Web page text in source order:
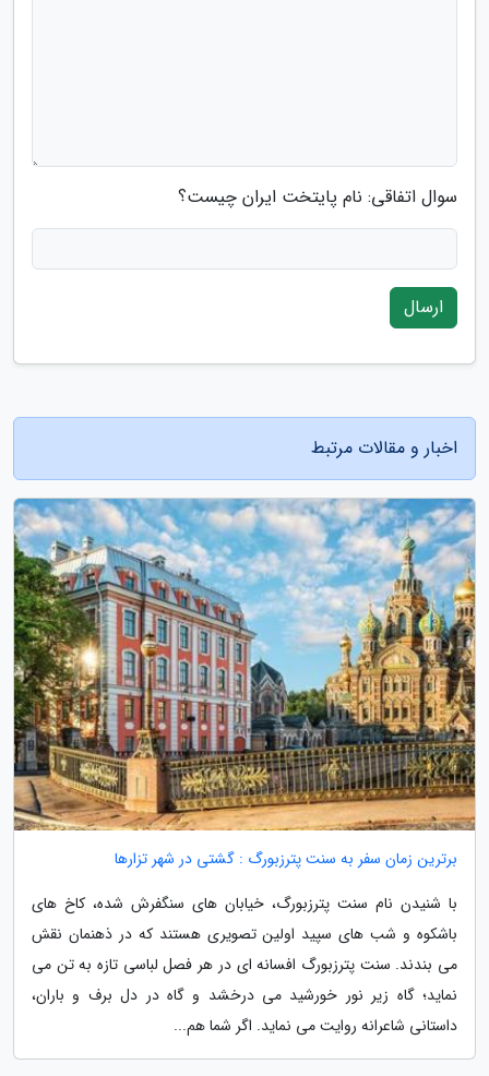
سوال اتفاقی: نام پایتخت ایران چیست؟
ارسال
اخبار و مقالات مرتبط
برترین زمان سفر به سنت پترزبورگ : گشتی در شهر تزارها
با شنیدن نام سنت پترزبورگ، خیابان های سنگفرش شده، کاخ های
باشکوه و شب های سپید اولین تصویری هستند که در ذهنمان نقش
می بندند. سنت پترزبورگ افسانه ای در هر فصل لباسی تازه به تن می
نماید؛ گاه زیر نور خورشید می درخشد و گاه در دل برف و باران،
داستانی شاعرانه روایت می نماید. اگر شما هم...